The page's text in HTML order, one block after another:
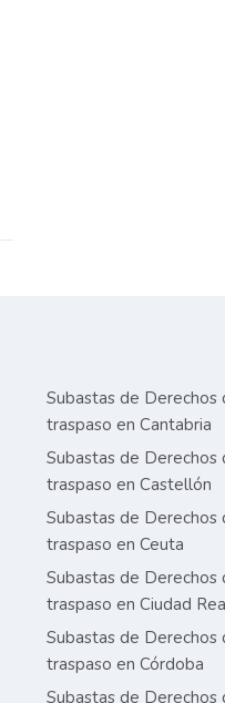
Subastas de Derechos
traspaso en Cantabria
Subastas de Derechos
traspaso en Castellón
Subastas de Derechos
traspaso en Ceuta
Subastas de Derechos
traspaso en Ciudad
Subastas de Derechos
traspaso en Córdoba
Subastas de Derechos